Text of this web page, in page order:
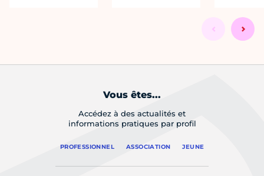
Vous êtes...
Accédez à des actualités et
informations pratiques par profil
PROFESSIONNEL ASSOCIATION JEUNE